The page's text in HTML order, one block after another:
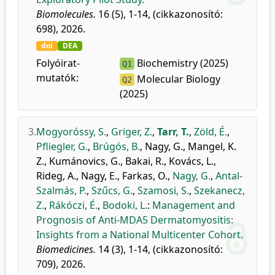
Biomolecules. 16 (5), 1-14, (cikkazonosító:
698), 2026.
doi DEA
Folyóirat-
mutatók:
Q1 Biochemistry (2025)
Q2 Molecular Biology
(2025)
3.Mogyoróssy, S., Griger, Z., Tarr, T., Zöld, É.,
Pfliegler, G., Brúgós, B., Nagy, G., Mangel, K.
Z., Kumánovics, G., Bakai, R., Kovács, L.,
Rideg, A., Nagy, E., Farkas, O., Nagy, G., Antal-
Szalmás, P., Szűcs, G., Szamosi, S., Szekanecz,
Z., Rákóczi, É., Bodoki, L.: Management and
Prognosis of Anti-MDA5 Dermatomyositis:
Insights from a National Multicenter Cohort.
Biomedicines. 14 (3), 1-14, (cikkazonosító:
709), 2026.